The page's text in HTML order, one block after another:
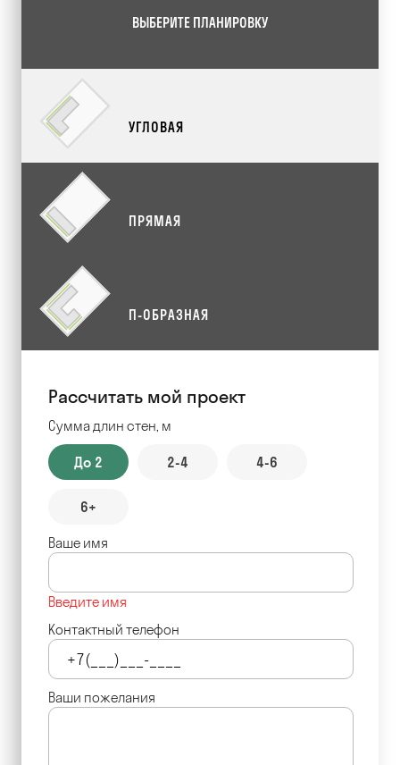
ВЫБЕРИТЕ ПЛАНИРОВКУ
УГЛОВАЯ
ПРЯМАЯ
П-ОБРАЗНАЯ
Рассчитать мой проект
Сумма длин стен, м
До 2 2-4 4-6
6+
Ваше имя
Введите имя
Контактный телефон
Ваши пожелания